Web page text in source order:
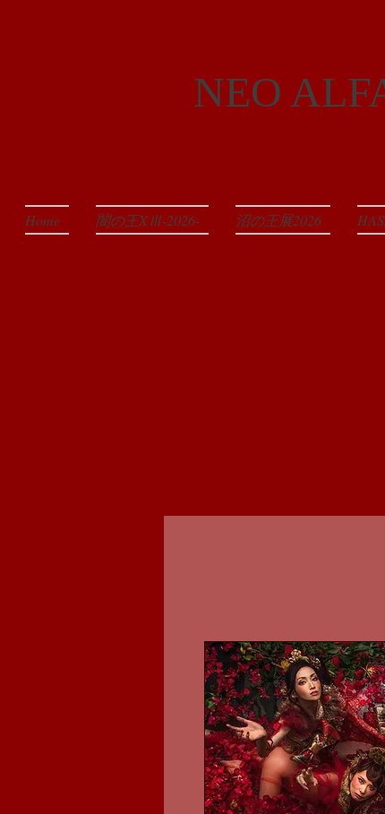
NEO
Home 闇の王XⅢ-2026- 沼の王展2026